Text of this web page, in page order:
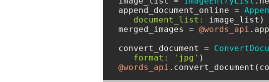
append_document_online =
document_list:
image_list)
merged_images = @words_api
convert_document =
format:
'jpg'
@words_api